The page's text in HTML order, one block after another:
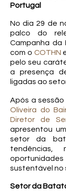
Portugal
No dia 29 de
palco do
Campanha da
com o COTHN
pelo seu
a presença
ligadas ao
Após a
Oliveira do
Diretor de
apresentou
setor da
sustentável no
Setor da